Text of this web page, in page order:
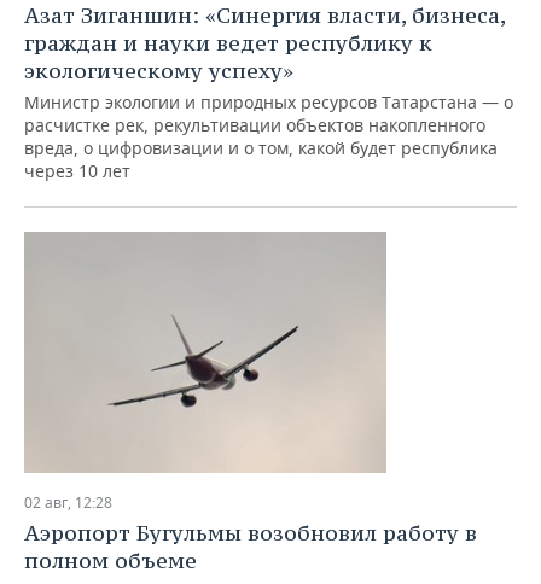
Азат Зиганшин: «Синергия власти, бизнеса,
граждан и науки ведет республику к
экологическому успеху»
Министр экологии и природных ресурсов Татарстана — о
расчистке рек, рекультивации объектов накопленного
вреда, о цифровизации и о том, какой будет республика
через 10 лет
02 авг, 12:28
Аэропорт Бугульмы возобновил работу в
полном объеме